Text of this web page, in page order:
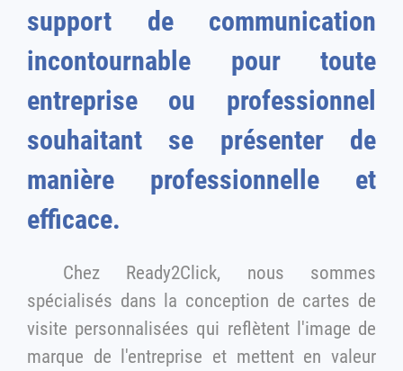
support de communication
incontournable pour toute
entreprise ou professionnel
souhaitant se présenter de
manière professionnelle et
efficace.
Chez Ready2Click, nous sommes
spécialisés dans la conception de cartes de
visite personnalisées qui reflètent l'image de
marque de l'entreprise et mettent en valeur